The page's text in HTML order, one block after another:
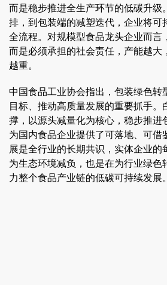
而是稳步推进全生产环节的低碳升级
排，到包装端的减塑迭代，企业将可
全流程。对规模型食品龙头企业而言
而是必须承担的社会责任，产能越大
越重。
中国食品工业协会指出，包装绿色转
目标、推动高质量发展的重要抓手。
撑，以源头减量化为核心，稳步推进
为国内食品企业提供了可落地、可借
展是全行业的长期共识，实体企业的
为生态环境减负，也是在为行业绿色
力整个食品产业链的低碳可持续发展。